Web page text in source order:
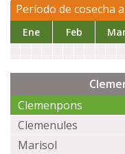
Período de cosecha
Ene Feb
Clemenpons
Clemenules
Marisol